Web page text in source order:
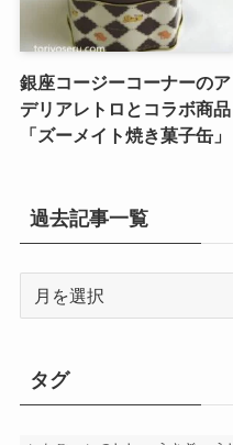
銀座コージーコーナーのア
デリアレトロとコラボ商品
「ズーメイト焼き菓子缶」
過去記事一覧
一
タグ